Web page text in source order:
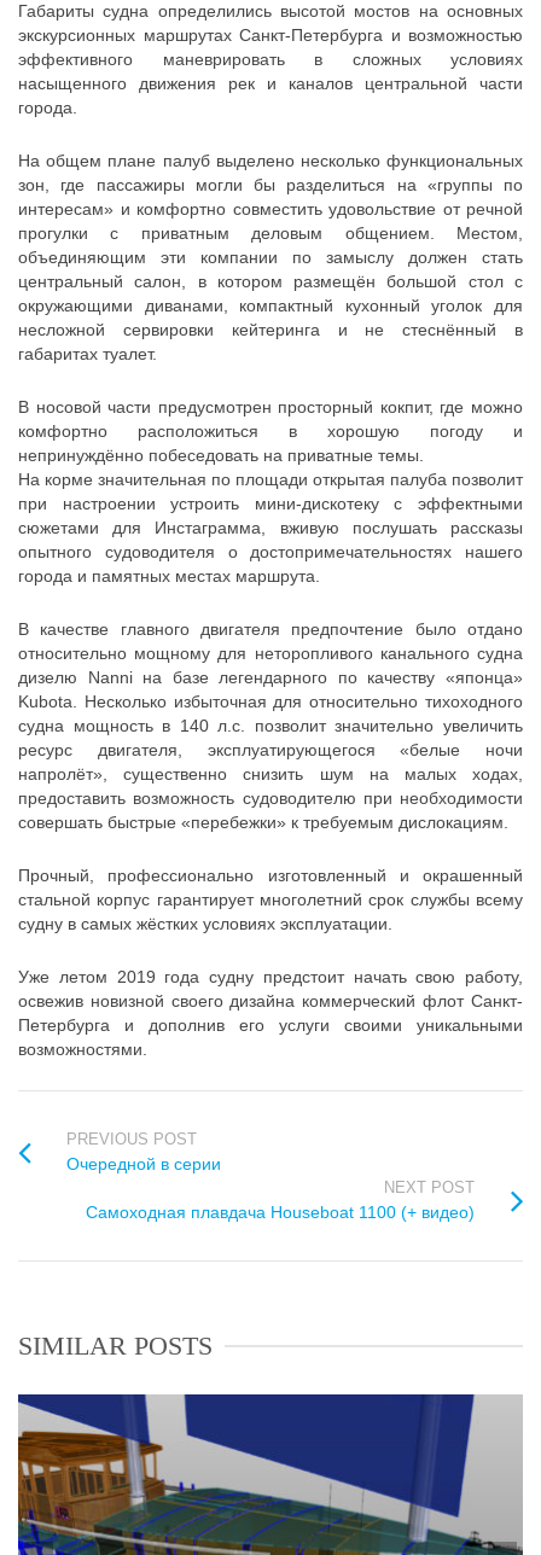
Габариты судна определились высотой мостов на основных
экскурсионных маршрутах Санкт-Петербурга и возможностью
эффективного маневрировать в сложных условиях
насыщенного движения рек и каналов центральной части
города.
На общем плане палуб выделено несколько функциональных
зон, где пассажиры могли бы разделиться на «группы по
интересам» и комфортно совместить удовольствие от речной
прогулки с приватным деловым общением. Местом,
объединяющим эти компании по замыслу должен стать
центральный салон, в котором размещён большой стол с
окружающими диванами, компактный кухонный уголок для
несложной сервировки кейтеринга и не стеснённый в
габаритах туалет.
В носовой части предусмотрен просторный кокпит, где можно
комфортно расположиться в хорошую погоду и
непринуждённо побеседовать на приватные темы.
На корме значительная по площади открытая палуба позволит
при настроении устроить мини-дискотеку с эффектными
сюжетами для Инстаграмма, вживую послушать рассказы
опытного судоводителя о достопримечательностях нашего
города и памятных местах маршрута.
В качестве главного двигателя предпочтение было отдано
относительно мощному для неторопливого канального судна
дизелю Nanni на базе легендарного по качеству «японца»
Kubota. Несколько избыточная для относительно тихоходного
судна мощность в 140 л.с. позволит значительно увеличить
ресурс двигателя, эксплуатирующегося «белые ночи
напролёт», существенно снизить шум на малых ходах,
предоставить возможность судоводителю при необходимости
совершать быстрые «перебежки» к требуемым дислокациям.
Прочный, профессионально изготовленный и окрашенный
стальной корпус гарантирует многолетний срок службы всему
судну в самых жёстких условиях эксплуатации.
Уже летом 2019 года судну предстоит начать свою работу,
освежив новизной своего дизайна коммерческий флот Санкт-
Петербурга и дополнив его услуги своими уникальными
возможностями.
PREVIOUS POST
Очередной в серии
NEXT POST
Самоходная плавдача Houseboat 1100 (+ видео)
SIMILAR POSTS